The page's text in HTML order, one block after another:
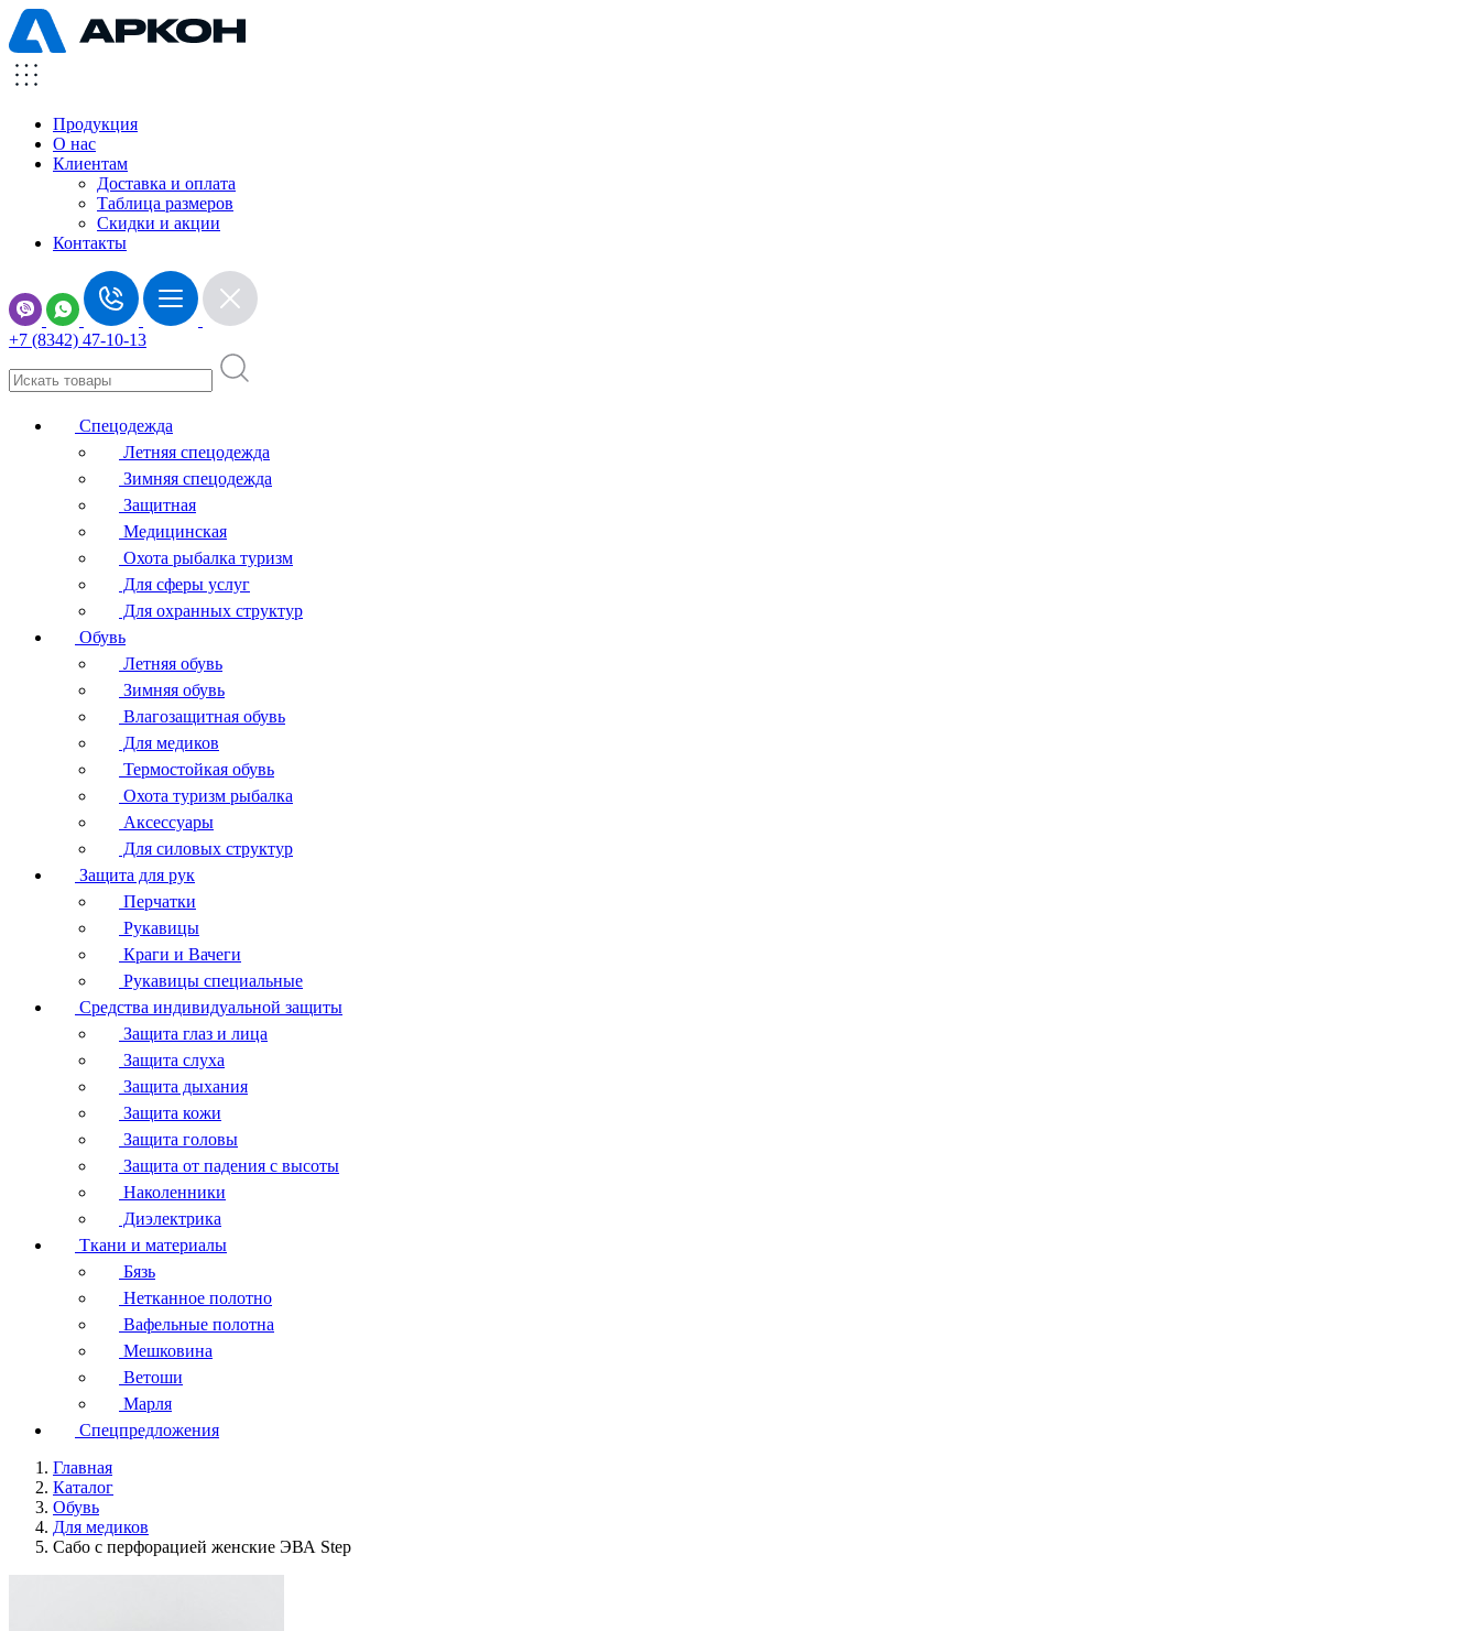
Продукция
О нас
Клиентам
Доставка и оплата
Таблица размеров
Скидки и акции
Контакты
+7 (8342) 47-10-13
Спецодежда
Летняя спецодежда
Зимняя спецодежда
Защитная
Медицинская
Охота рыбалка туризм
Для сферы услуг
Для охранных структур
Обувь
Летняя обувь
Зимняя обувь
Влагозащитная обувь
Для медиков
Термостойкая обувь
Охота туризм рыбалка
Аксессуары
Для силовых структур
Защита для рук
Перчатки
Рукавицы
Краги и Вачеги
Рукавицы специальные
Средства индивидуальной защиты
Защита глаз и лица
Защита слуха
Защита дыхания
Защита кожи
Защита головы
Защита от падения с высоты
Наколенники
Диэлектрика
Ткани и материалы
Бязь
Нетканное полотно
Вафельные полотна
Мешковина
Ветоши
Марля
Спецпредложения
Главная
Каталог
Обувь
Для медиков
Сабо с перфорацией женские ЭВА Step